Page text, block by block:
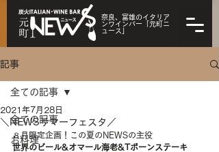
奈良、富雄のイタリア
ンワインバー「元町ニ
ュース」
記事
全ての記事
お料理
全ての記事
＼NEWSサマーフェスタ／
2021年7月28日
８月限定企画！この夏のNEWSの主役
世界のビール&オマール海老&Tボーンステーキ